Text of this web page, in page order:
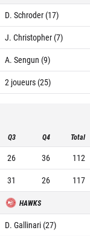
D. Schroder (17)
J. Christopher (7)
A. Sengun (9)
2 joueurs (25)
Q3 Q4 Total
26 36
112
31 26 117
HAWKS
D. Gallinari (27)